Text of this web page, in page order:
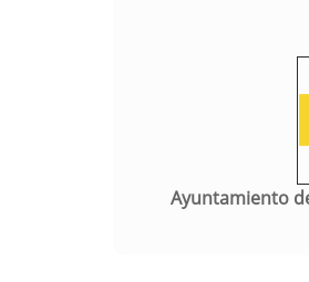
Ayuntamiento